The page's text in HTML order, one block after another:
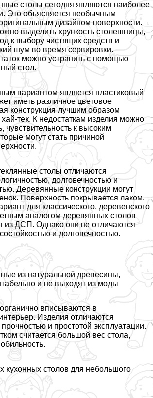
столы сегодня являются наиболее
Это объясняется необычным
дизайном поверхности.
выделить хрупкость столешницы,
к выбору чистящих средств и
шум во время сервировки.
можно устранить с помощью
стол.
вариантом является пластиковый
иметь различное цветовое
конструкция лучшим образом
тек. К недостаткам изделия можно
чувствительность к высоким
могут стать причиной
столы отличаются
долговечностью и
Деревянные конструкции могут
Поверхность покрывается лаком.
для классического, деревенского
аналогом деревянных столов
из ДСП. Однако они не отличаются
и долговечностью.
из натуральной древесины,
и не выходят из моды
вписываются в
Изделия отличаются
прочностью и простотой эксплуатации.
считается большой вес стола,
кухонных столов для небольшого